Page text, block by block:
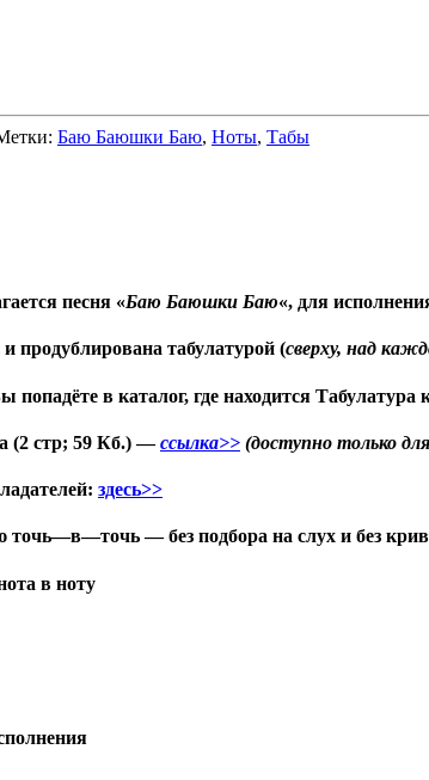
Баю Баюшки Баю, Ноты, Табы
песня «Баю Баюшки Баю«, для
продублирована табулатурой (сверху, над
попадёте в каталог, где находится Табулатура
(2 стр; 59 Кб.) —ссылка>> (доступно только
здесь>>
точь—в—точь — без подбора на слух и без
в ноту